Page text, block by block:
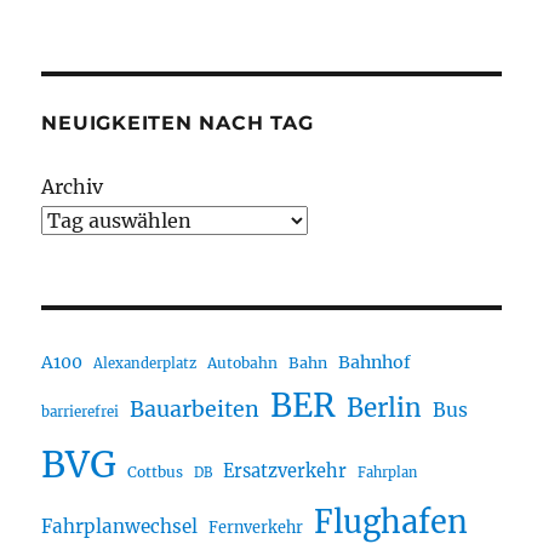
NEUIGKEITEN NACH TAG
Archiv
A100 Alexanderplatz Autobahn Bahn Bahnhof
barrierefrei Bauarbeiten BER Berlin Bus
BVG Cottbus DB Ersatzverkehr Fahrplan
Fahrplanwechsel Fernverkehr Flughafen